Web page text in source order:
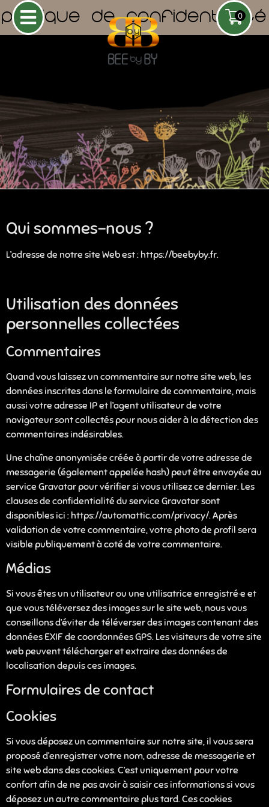
0
POLITIQUE DE CONFIDENTIALITÉ
Qui sommes-nous ?
L’adresse de notre site Web est : https://beebyby.fr.
Utilisation des données
personnelles collectées
Commentaires
Quand vous laissez un commentaire sur notre site web, les
données inscrites dans le formulaire de commentaire, mais
aussi votre adresse IP et l’agent utilisateur de votre
navigateur sont collectés pour nous aider à la détection des
commentaires indésirables.
Une chaîne anonymisée créée à partir de votre adresse de
messagerie (également appelée hash) peut être envoyée au
service Gravatar pour vérifier si vous utilisez ce dernier. Les
clauses de confidentialité du service Gravatar sont
disponibles ici : https://automattic.com/privacy/. Après
validation de votre commentaire, votre photo de profil sera
visible publiquement à coté de votre commentaire.
Médias
Si vous êtes un utilisateur ou une utilisatrice enregistré·e et
que vous téléversez des images sur le site web, nous vous
conseillons d’éviter de téléverser des images contenant des
données EXIF de coordonnées GPS. Les visiteurs de votre site
web peuvent télécharger et extraire des données de
localisation depuis ces images.
Formulaires de contact
Cookies
Si vous déposez un commentaire sur notre site, il vous sera
proposé d’enregistrer votre nom, adresse de messagerie et
site web dans des cookies. C’est uniquement pour votre
confort afin de ne pas avoir à saisir ces informations si vous
déposez un autre commentaire plus tard. Ces cookies
Provence
+ AJOUTER
22,50€ +